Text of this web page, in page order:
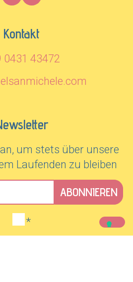
Kontakt
0431 43472
um stets über unsere
Laufenden zu bleiben
*
ABONNIEREN